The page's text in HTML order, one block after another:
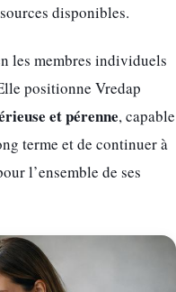
disponibles.
les membres individuels
positionne Vredap
et pérenne, capable
terme et de continuer à
l’ensemble de ses